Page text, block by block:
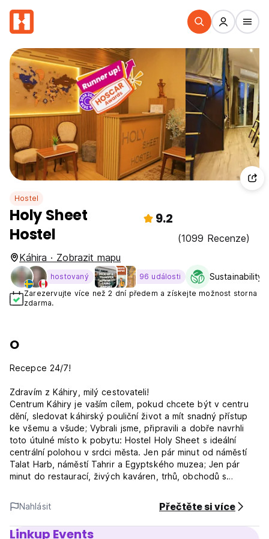
Hostel
Holy Sheet
Hostel
9.2
(1099 Recenze)
Káhira · Zobrazit mapu
hostovaný 96 události Sustainability
Zarezervujte více než 2 dní předem a získejte možnost storna
zdarma.
O
Recepce 24/7!
Zdravím z Káhiry, milý cestovateli!
Centrum Káhiry je vaším cílem, pokud chcete být v centru
dění, sledovat káhirský pouliční život a mít snadný přístup
ke všemu a všude; Vybrali jsme, připravili a dobře navrhli
toto útulné místo k pobytu: Hostel Holy Sheet s ideální
centrální polohou v srdci města. Jen pár minut od náměstí
Talat Harb, náměstí Tahrir a Egyptského muzea; Jen pár
minut do restaurací, živých kaváren, trhů, obchodů s
autobusové, metro a vlakové nádraží.
Holy Sheet Hostel nabízí bezpečné, čisté, tiché a kvalitní
ubytování pro sólo cestovatele, páry, malé i velké skupiny.
Nahlásit Přečtěte si více
Linkup Events